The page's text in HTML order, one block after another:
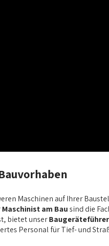
Maschinen auf Ihrer
Maschinist am Bausind die
bietet unser
Personal für Tief- und